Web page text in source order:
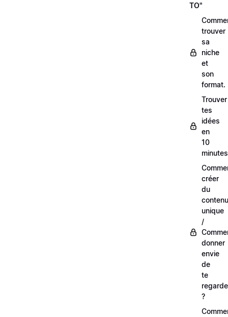
TO"
trouver
sa
niche
et
son
format.
Trouver
tes
idées
en
10
créer
du
contenu
unique
/
donner
envie
de
te
?